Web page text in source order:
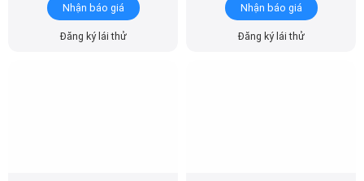
Nhận báo giá
Đăng ký lái thử
Nhận báo giá
Đăng ký lái thử